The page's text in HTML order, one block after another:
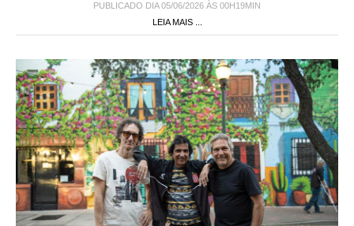
PUBLICADO DIA 05/06/2026 ÀS 00H19MIN
LEIA MAIS ...